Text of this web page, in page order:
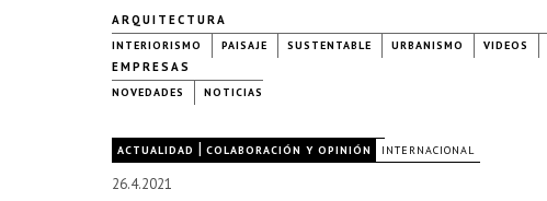
ARQUITECTURA
INTERIORISMO PAISAJE SUSTENTABLE URBANISMO VIDEOS
EMPRESAS
NOVEDADES NOTICIAS
ACTUALIDAD | COLABORACIÓN Y OPINIÓN INTERNACIONAL
26.4.2021